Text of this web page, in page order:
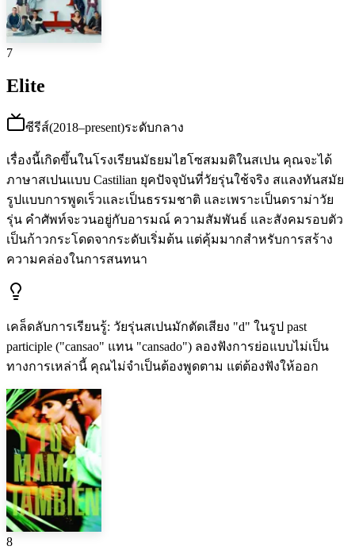
7
Elite
ซีรีส์(2018–present)ระดับกลาง
เรื่องนี้เกิดขึ้นในโรงเรียนมัธยมไฮโซสมมติในสเปน คุณจะได้
ภาษาสเปนแบบ Castilian ยุคปัจจุบันที่วัยรุ่นใช้จริง สแลงทันสมัย
รูปแบบการพูดเร็วและเป็นธรรมชาติ และเพราะเป็นดราม่าวัย
รุ่น คำศัพท์จะวนอยู่กับอารมณ์ ความสัมพันธ์ และสังคมรอบตัว
เป็นก้าวกระโดดจากระดับเริ่มต้น แต่คุ้มมากสำหรับการสร้าง
ความคล่องในการสนทนา
เคล็ดลับการเรียนรู้: วัยรุ่นสเปนมักตัดเสียง "d" ในรูป past
participle ("cansao" แทน "cansado") ลองฟังการย่อแบบไม่เป็น
ทางการเหล่านี้ คุณไม่จำเป็นต้องพูดตาม แต่ต้องฟังให้ออก
8